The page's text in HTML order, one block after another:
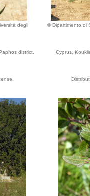
degli
district,
© Dipartimento di
Cyprus,